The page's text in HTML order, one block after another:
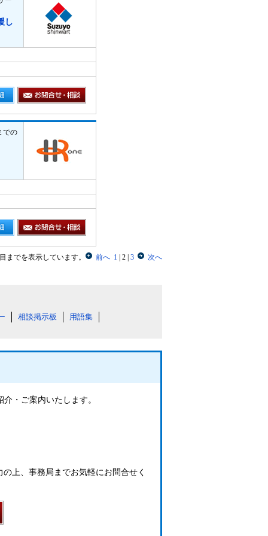
し
での
までを表示しています。 前へ 1 2 3 次へ
相談掲示板 用語集
・ご案内いたします。
上、事務局までお気軽にお問合せく